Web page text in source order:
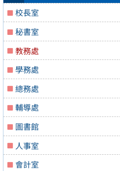
校長室
秘書室
教務處
學務處
總務處
輔導處
圖書館
人事室
會計室